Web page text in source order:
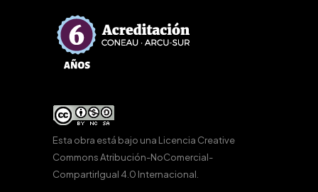
Esta obra está bajo una Licencia Creative
Commons Atribución-NoComercial-
CompartirIgual 4.0 Internacional.